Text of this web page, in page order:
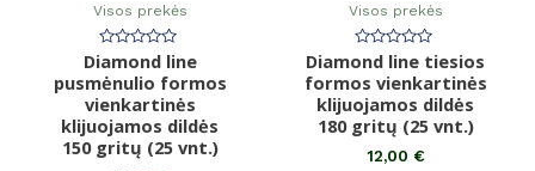
Visos prekės
Įvertinimas:
0
iš
5
Diamond line
pusmėnulio formos
vienkartinės
klijuojamos dildės
150 gritų (25 vnt.)
Visos prekės
Įvertinimas:
0
iš
5
Diamond line tiesios
formos vienkartinės
klijuojamos dildės
180 gritų (25 vnt.)
12,00 €